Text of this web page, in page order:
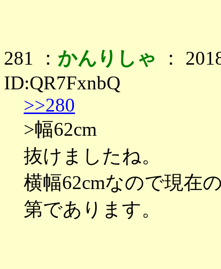
281 ： かんりしゃ ：
ID:QR7FxnbQ
>>280
>幅62cm
抜けましたね。
横幅62cmなので現在
第であります。